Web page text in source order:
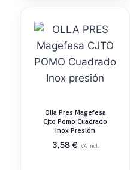
Olla Pres Magefesa
Cjto Pomo Cuadrado
Inox Presión
3,58€ IVA incl.